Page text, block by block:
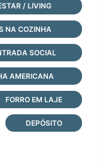
/ LIVING
NA COZINHA
SOCIAL
AMERICANA
FORRO EM LAJE
DEPÓSITO